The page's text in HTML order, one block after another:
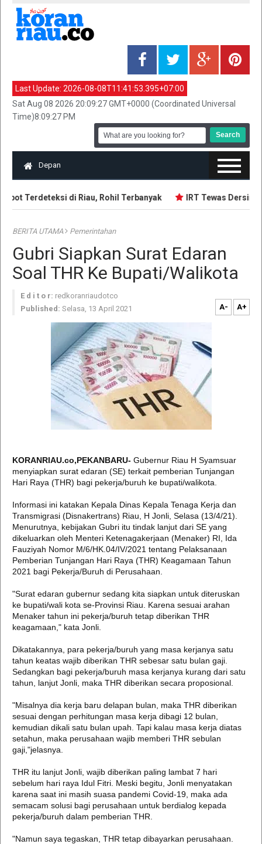
Last Update: 2026-08-08T11:41:53.395+07:00
Sat Aug 08 2026 20:09:27 GMT+0000 (Coordinated Universal
Time)8:09:27 PM
Depan
Terdeteksi di Riau, Rohil Terbanyak IRT Tewas
BERITA UTAMA Pemerintahan
Gubri Siapkan Surat Edaran
Soal THR Ke Bupati/Walikota
E d i t o r: redkoranriaudotco
Published: Selasa, 13 April 2021 A- A+
KORANRIAU.co,PEKANBARU- Gubernur Riau H Syamsuar
menyiapkan surat edaran (SE) terkait pemberian Tunjangan
Hari Raya (THR) bagi pekerja/buruh ke bupati/walikota.
Informasi ini katakan Kepala Dinas Kepala Tenaga Kerja dan
Transmigrasi (Disnakertrans) Riau, H Jonli, Selasa (13/4/21).
Menurutnya, kebijakan Gubri itu tindak lanjut dari SE yang
dikeluarkan oleh Menteri Ketenagakerjaan (Menaker) RI, Ida
Fauziyah Nomor M/6/HK.04/IV/2021 tentang Pelaksanaan
Pemberian Tunjangan Hari Raya (THR) Keagamaan Tahun
2021 bagi Pekerja/Buruh di Perusahaan.
"Surat edaran gubernur sedang kita siapkan untuk diteruskan
ke bupati/wali kota se-Provinsi Riau. Karena sesuai arahan
Menaker tahun ini pekerja/buruh tetap diberikan THR
keagamaan," kata Jonli.
Dikatakannya, para pekerja/buruh yang masa kerjanya satu
tahun keatas wajib diberikan THR sebesar satu bulan gaji.
Sedangkan bagi pekerja/buruh masa kerjanya kurang dari satu
tahun, lanjut Jonli, maka THR diberikan secara proposional.
"Misalnya dia kerja baru delapan bulan, maka THR diberikan
sesuai dengan perhitungan masa kerja dibagi 12 bulan,
kemudian dikali satu bulan upah. Tapi kalau masa kerja diatas
setahun, maka perusahaan wajib memberi THR sebulan
gaji,"jelasnya.
THR itu lanjut Jonli, wajib diberikan paling lambat 7 hari
sebelum hari raya Idul Fitri. Meski begitu, Jonli menyatakan
karena saat ini masih suasa pandemi Covid-19, maka ada
semacam solusi bagi perusahaan untuk berdialog kepada
pekerja/buruh dalam pemberian THR.
"Namun saya tegaskan, THR tetap dibayarkan perusahaan.